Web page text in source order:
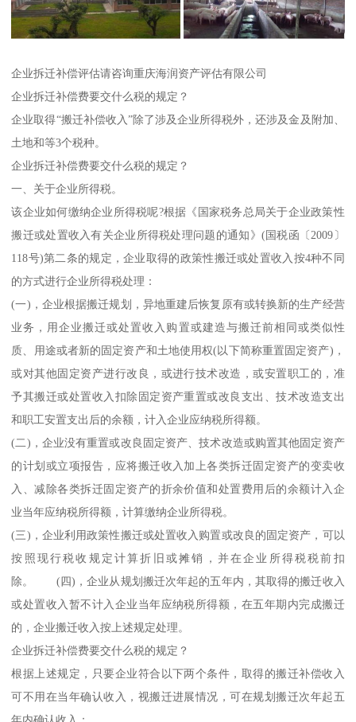
企业拆迁补偿评估请咨询重庆海润资产评估有限公司
企业拆迁补偿费要交什么税的规定？
企业取得“搬迁补偿收入”除了涉及企业所得税外，还涉及金及附加、
土地和等3个税种。
企业拆迁补偿费要交什么税的规定？
一、关于企业所得税。
该企业如何缴纳企业所得税呢?根据《国家税务总局关于企业政策性
搬迁或处置收入有关企业所得税处理问题的通知》(国税函〔2009〕
118号)第二条的规定，企业取得的政策性搬迁或处置收入按4种不同
的方式进行企业所得税处理：
(一)，企业根据搬迁规划，异地重建后恢复原有或转换新的生产经营
业务，用企业搬迁或处置收入购置或建造与搬迁前相同或类似性
质、用途或者新的固定资产和土地使用权(以下简称重置固定资产)，
或对其他固定资产进行改良，或进行技术改造，或安置职工的，准
予其搬迁或处置收入扣除固定资产重置或改良支出、技术改造支出
和职工安置支出后的余额，计入企业应纳税所得额。
(二)，企业没有重置或改良固定资产、技术改造或购置其他固定资产
的计划或立项报告，应将搬迁收入加上各类拆迁固定资产的变卖收
入、减除各类拆迁固定资产的折余价值和处置费用后的余额计入企
业当年应纳税所得额，计算缴纳企业所得税。
(三)，企业利用政策性搬迁或处置收入购置或改良的固定资产，可以
按照现行税收规定计算折旧或摊销，并在企业所得税税前扣
除。 (四)，企业从规划搬迁次年起的五年内，其取得的搬迁收入
或处置收入暂不计入企业当年应纳税所得额，在五年期内完成搬迁
的，企业搬迁收入按上述规定处理。
企业拆迁补偿费要交什么税的规定？
根据上述规定，只要企业符合以下两个条件，取得的搬迁补偿收入
可不用在当年确认收入，视搬迁进展情况，可在规划搬迁次年起五
年内确认收入：